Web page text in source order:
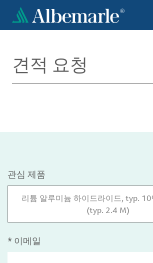
콘
견적 요청
관심 제품
리튬 알루미늄 하이드라이드, typ.
(typ. 2.4 M)
* 이메일